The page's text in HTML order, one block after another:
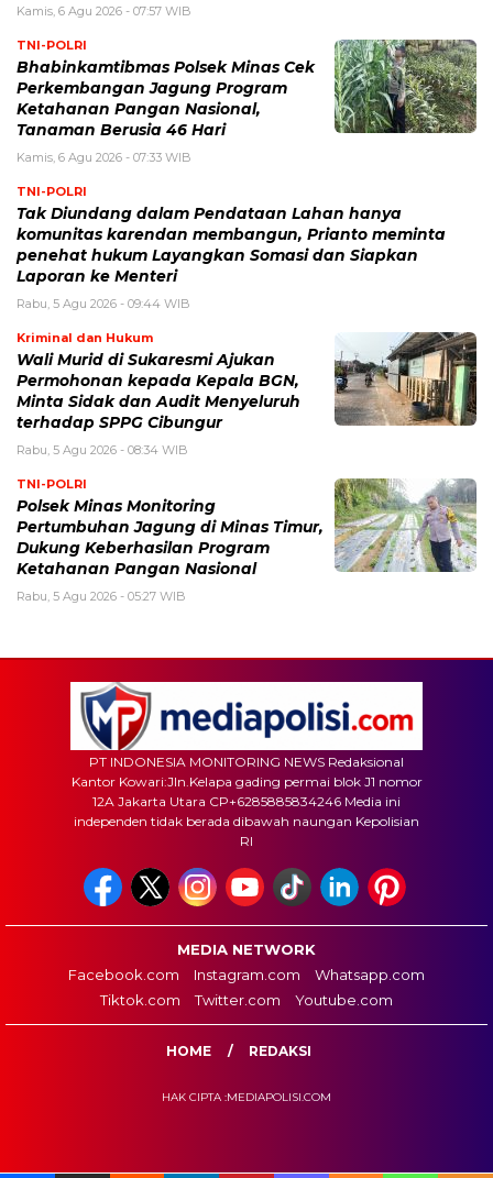
Kamis, 6 Agu 2026 - 07:57 WIB
TNI-POLRI
Bhabinkamtibmas Polsek Minas Cek
Perkembangan Jagung Program
Ketahanan Pangan Nasional,
Tanaman Berusia 46 Hari
Kamis, 6 Agu 2026 - 07:33 WIB
TNI-POLRI
Tak Diundang dalam Pendataan Lahan hanya
komunitas karendan membangun, Prianto meminta
penehat hukum Layangkan Somasi dan Siapkan
Laporan ke Menteri
Rabu, 5 Agu 2026 - 09:44 WIB
Kriminal dan Hukum
Wali Murid di Sukaresmi Ajukan
Permohonan kepada Kepala BGN,
Minta Sidak dan Audit Menyeluruh
terhadap SPPG Cibungur
Rabu, 5 Agu 2026 - 08:34 WIB
TNI-POLRI
Polsek Minas Monitoring
Pertumbuhan Jagung di Minas Timur,
Dukung Keberhasilan Program
Ketahanan Pangan Nasional
Rabu, 5 Agu 2026 - 05:27 WIB
PT INDONESIA MONITORING NEWS Redaksional
Kantor Kowari:Jln.Kelapa gading permai blok J1 nomor
12A Jakarta Utara CP+6285885834246 Media ini
independen tidak berada dibawah naungan Kepolisian
RI
MEDIA NETWORK
Facebook.com
Instagram.com
Whatsapp.com
Tiktok.com
Twitter.com Youtube.com
HOME REDAKSI
HAK CIPTA :MEDIAPOLISI.COM